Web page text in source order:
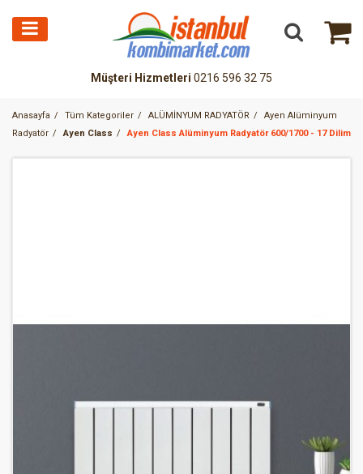
Müşteri Hizmetleri 0216 596 32 75
Anasayfa Tüm Kategoriler ALÜMİNYUM RADYATÖR
Ayen Alüminyum
Radyatör
Ayen Class Ayen Class Alüminyum Radyatör 600/1700 - 17 Dilim